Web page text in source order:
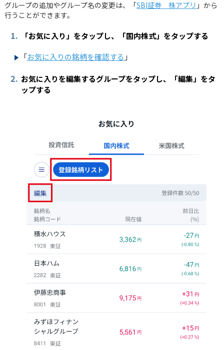
グループの追加やグループ名の変更は、「SBI証券 株アプリ 」から
行うことができます。
1. 「お気に入り」をタップし、「国内株式」をタップする
「お気に入りの銘柄を確認する 」
2. お気に入りを編集するグループをタップし、「編集」をタ
ップする